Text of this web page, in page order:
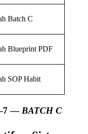
Batch C
Blueprint PDF
SOP Habit
7 — BATCH C